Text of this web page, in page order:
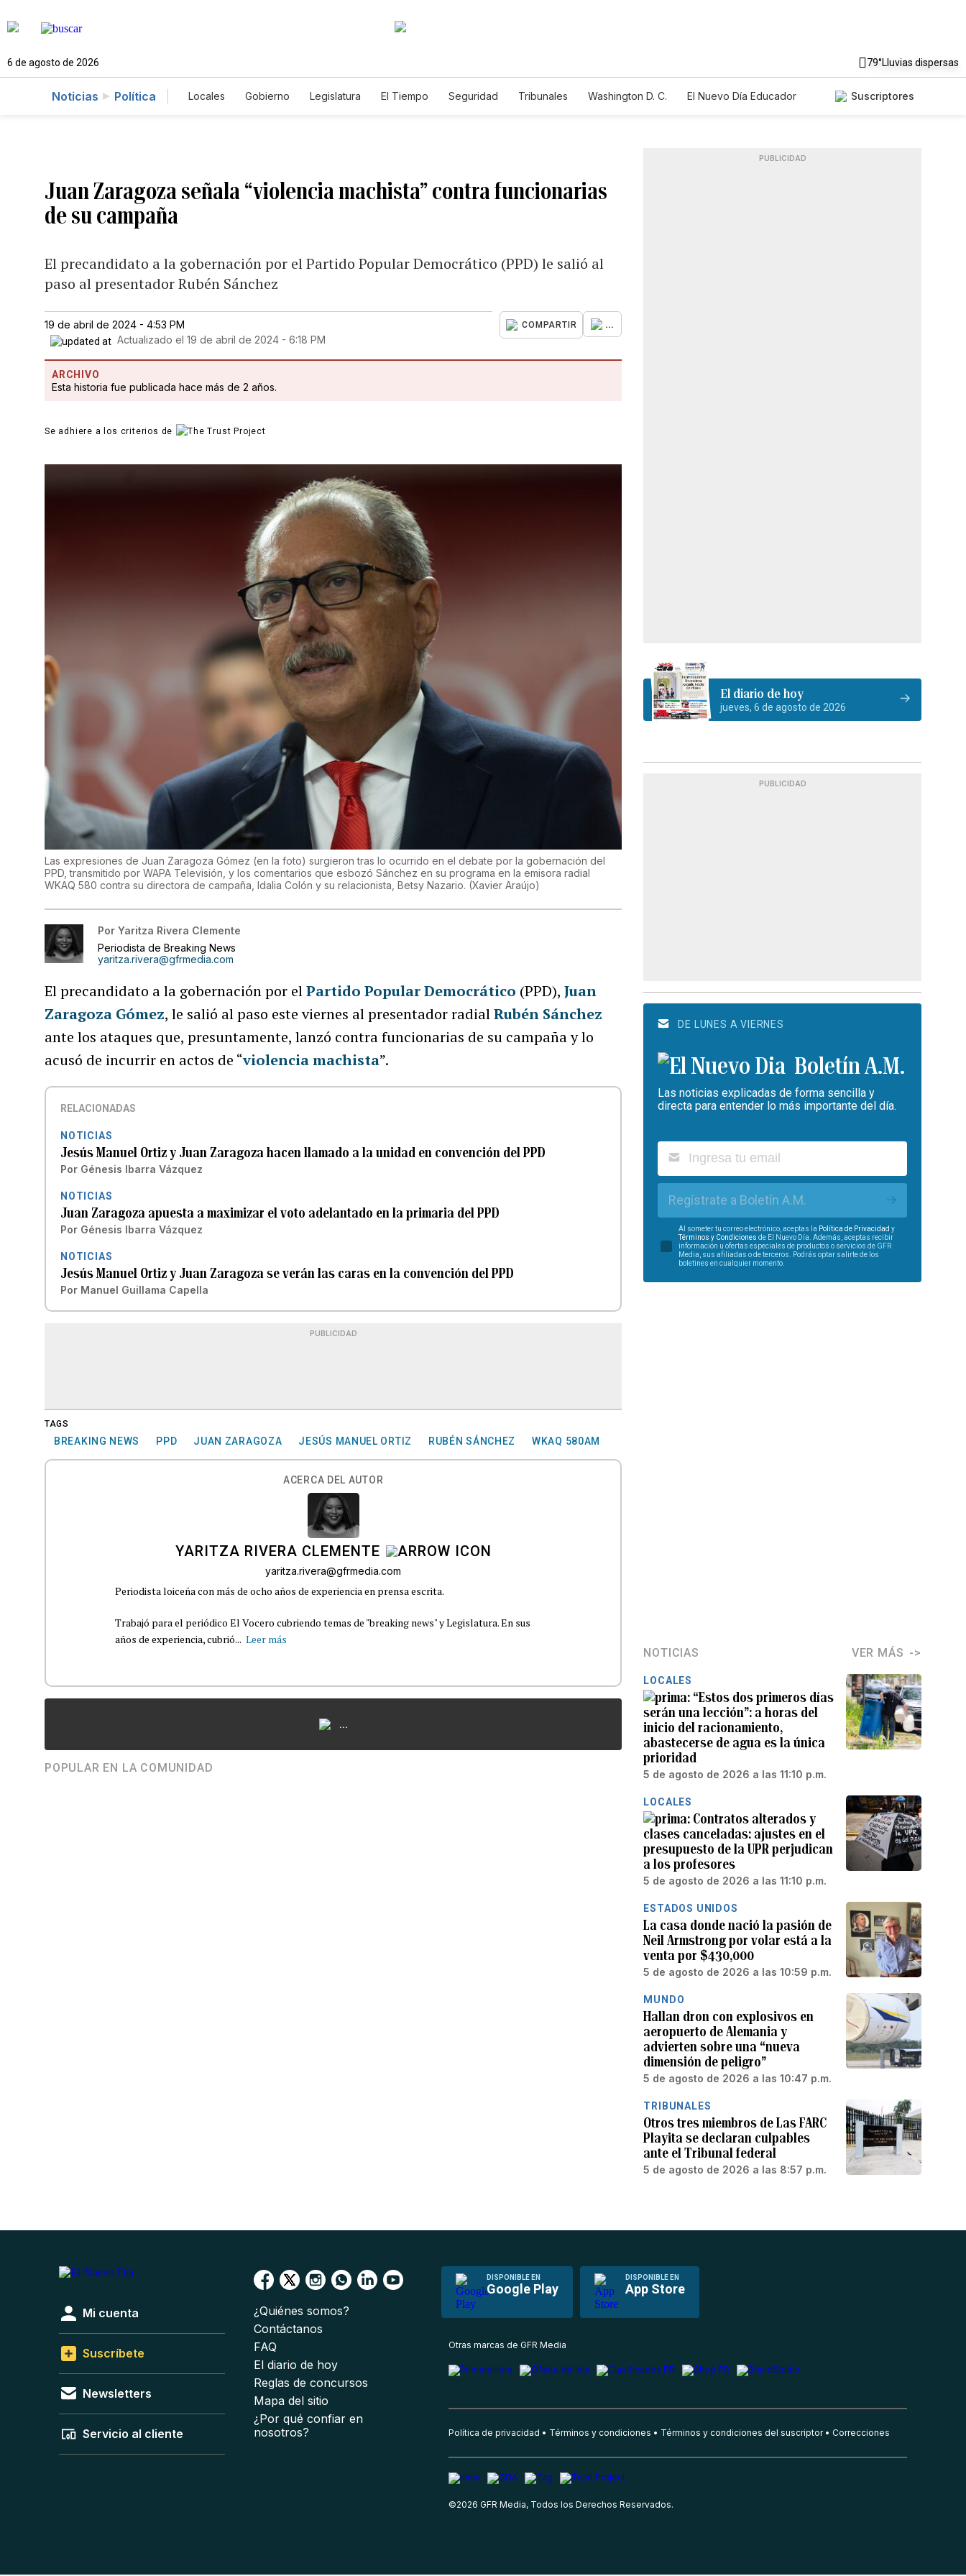
6 de agosto de 2026 79°Lluvias dispersas
Noticias Política Locales Gobierno Legislatura El Tiempo Seguridad Tribunales Washington D. C.
El Nuevo Día Educador
Suscriptores
Juan Zaragoza señala “violencia machista” contra funcionarias
de su campaña
El precandidato a la gobernación por el Partido Popular Democrático (PPD) le salió al
paso al presentador Rubén Sánchez
19 de abril de 2024 - 4:53 PM
Actualizado el19 de abril de 2024 - 6:18 PM
COMPARTIR ...
ARCHIVO
Esta historia fue publicada hace más de 2 años.
Se adhiere a los criterios de
Las expresiones de Juan Zaragoza Gómez (en la foto) surgieron tras lo ocurrido en el debate por la gobernación del
PPD, transmitido por WAPA Televisión, y los comentarios que esbozó Sánchez en su programa en la emisora radial
WKAQ 580 contra su directora de campaña, Idalia Colón y su relacionista, Betsy Nazario. (Xavier Araújo)
Por Yaritza Rivera Clemente
Periodista de Breaking News
yaritza.rivera@gfrmedia.com
El precandidato a la gobernación por elPartido Popular Democrático (PPD),Juan
Zaragoza Gómez, le salió al paso este viernes al presentador radialRubén Sánchez
ante los ataques que, presuntamente, lanzó contra funcionarias de su campaña y lo
acusó de incurrir en actos de “violencia machista”.
RELACIONADAS
NOTICIAS
Jesús Manuel Ortiz y Juan Zaragoza hacen llamado a la unidad en convención del PPD
Por Génesis Ibarra Vázquez
NOTICIAS
Juan Zaragoza apuesta a maximizar el voto adelantado en la primaria del PPD
Por Génesis Ibarra Vázquez
NOTICIAS
Jesús Manuel Ortiz y Juan Zaragoza se verán las caras en la convención del PPD
Por Manuel Guillama Capella
PUBLICIDAD
TAGS
BREAKING NEWS PPD JUAN ZARAGOZA JESÚS MANUEL ORTIZ RUBÉN SÁNCHEZ WKAQ 580AM
ACERCA DEL AUTOR
YARITZA RIVERA CLEMENTE
yaritza.rivera@gfrmedia.com
Periodista loiceña con más de ocho años de experiencia en prensa escrita.
Trabajó para el periódico El Vocero cubriendo temas de "breaking news" y Legislatura. En sus
años de experiencia, cubrió... Leer más
...
POPULAR EN LA COMUNIDAD
PUBLICIDAD
El diario de hoy
jueves, 6 de agosto de 2026
PUBLICIDAD
DE LUNES A VIERNES
Boletín A.M.
Las noticias explicadas de forma sencilla y
directa para entender lo más importante del día.
Regístrate a Boletín A.M.
Al someter tu correo electrónico, aceptas la Política de Privacidad y
Términos y Condiciones de El Nuevo Día. Además, aceptas recibir
información u ofertas especiales de productos o servicios de GFR
Media, sus afiliadas o de terceros. Podrás optar salirte de los
boletines en cualquier momento.
NOTICIAS VER MÁS
LOCALES
“Estos dos primeros días
serán una lección”: a horas del
inicio del racionamiento,
abastecerse de agua es la única
prioridad
5 de agosto de 2026 a las 11:10 p.m.
LOCALES
Contratos alterados y
clases canceladas: ajustes en el
presupuesto de la UPR perjudican
a los profesores
5 de agosto de 2026 a las 11:10 p.m.
ESTADOS UNIDOS
La casa donde nació la pasión de
Neil Armstrong por volar está a la
venta por $430,000
5 de agosto de 2026 a las 10:59 p.m.
MUNDO
Hallan dron con explosivos en
aeropuerto de Alemania y
advierten sobre una “nueva
dimensión de peligro”
5 de agosto de 2026 a las 10:47 p.m.
TRIBUNALES
Otros tres miembros de Las FARC
Playita se declaran culpables
ante el Tribunal federal
5 de agosto de 2026 a las 8:57 p.m.
DISPONIBLE EN
Google Play
DISPONIBLE EN
App Store
Mi cuenta
Suscríbete
Newsletters
Servicio al cliente
¿Quiénes somos?
Contáctanos
FAQ
El diario de hoy
Reglas de concursos
Mapa del sitio
¿Por qué confiar en
nosotros?
Otras marcas de GFR Media
Política de privacidad Términos y condiciones Términos y condiciones del suscriptor Correcciones
©2026 GFR Media, Todos los Derechos Reservados.